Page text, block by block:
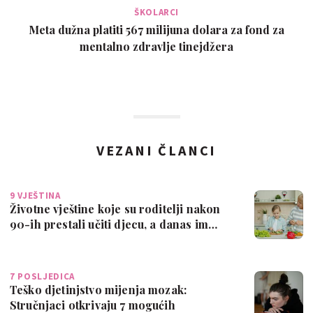
ŠKOLARCI
Meta dužna platiti 567 milijuna dolara za fond za
mentalno zdravlje tinejdžera
VEZANI ČLANCI
9 VJEŠTINA
Životne vještine koje su roditelji nakon
90-ih prestali učiti djecu, a danas im…
7 POSLJEDICA
Teško djetinjstvo mijenja mozak:
Stručnjaci otkrivaju 7 mogućih